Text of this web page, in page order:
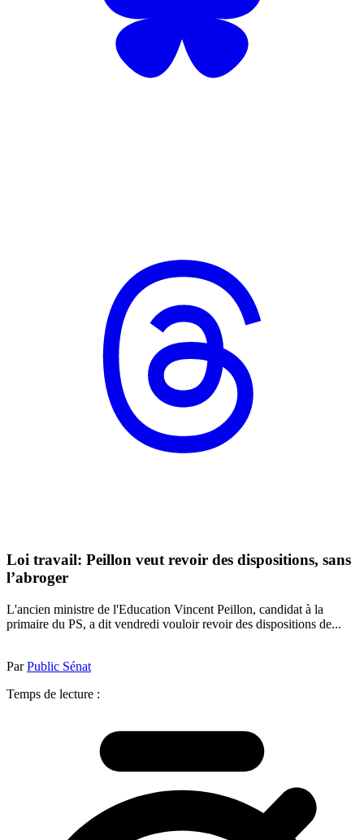
Loi travail: Peillon veut revoir des dispositions, sans
l’abroger
L'ancien ministre de l'Education Vincent Peillon, candidat à la
primaire du PS, a dit vendredi vouloir revoir des dispositions de...
ParPublic Sénat
Temps de lecture :